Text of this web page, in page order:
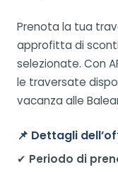
Prenota la tua
approfitta di
selezionate. Con
le traversate
vacanza alle
📌 Dettagli
✔ Periodo di